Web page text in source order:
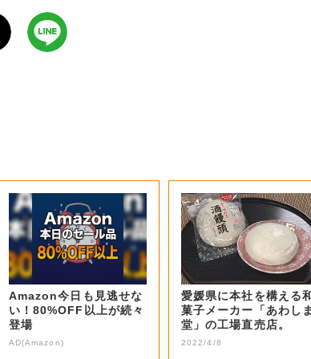
Amazon今日も見逃せな
い！80%OFF以上が続々
登場
AD(Amazon)
愛媛県に本社を構える
菓子メーカー「あわし
堂」の工場直売店。
2022/4/8